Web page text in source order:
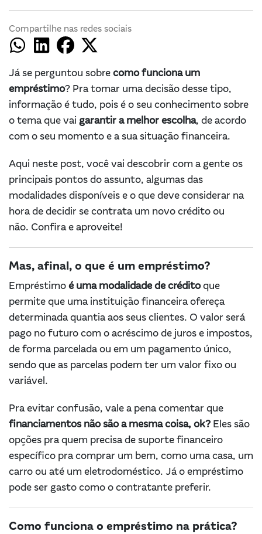
Compartilhe nas redes sociais
Já se perguntou sobre como funciona um
empréstimo? Pra tomar uma decisão desse tipo,
informação é tudo, pois é o seu conhecimento sobre
o tema que vai garantir a melhor escolha, de acordo
com o seu momento e a sua situação financeira.
Aqui neste post, você vai descobrir com a gente os
principais pontos do assunto, algumas das
modalidades disponíveis e o que deve considerar na
hora de decidir se contrata um novo crédito ou
não. Confira e aproveite!
Mas, afinal, o que é um empréstimo?
Empréstimo é uma modalidade de créditoque
permite que uma instituição financeira ofereça
determinada quantia aos seus clientes. O valor será
pago no futuro com o acréscimo de juros e impostos,
de forma parcelada ou em um pagamento único,
sendo que as parcelas podem ter um valor fixo ou
variável.
Pra evitar confusão, vale a pena comentar que
financiamentos não são a mesma coisa, ok? Eles são
opções pra quem precisa de suporte financeiro
específico pra comprar um bem, como uma casa, um
carro ou até um eletrodoméstico. Já o empréstimo
pode ser gasto como o contratante preferir.
Como funciona o empréstimo na prática?